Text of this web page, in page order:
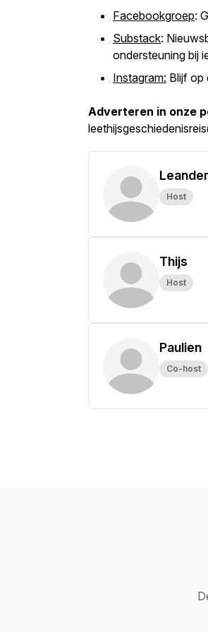
Facebookgroep:
Substack:
ondersteuning bij
Instagram: Blijf op
Adverteren in onze
Leander
Host
Thijs
Host
Paulien
Co-host